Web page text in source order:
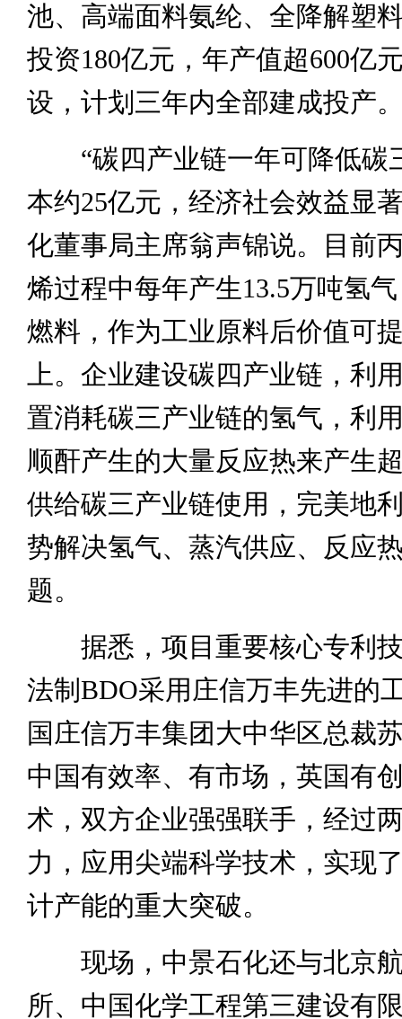
池、高端面料氨纶、全降解塑
投资180亿元，年产值超600亿
设，计划三年内全部建成投产
“碳四产业链一年可降低碳
本约25亿元，经济社会效益显
化董事局主席翁声锦说。目前
烯过程中每年产生13.5万吨氢
燃料，作为工业原料后价值可
上。企业建设碳四产业链，利
置消耗碳三产业链的氢气，利
顺酐产生的大量反应热来产生
供给碳三产业链使用，完美地
势解决氢气、蒸汽供应、反应
题。
据悉，项目重要核心专利
法制BDO采用庄信万丰先进的
国庄信万丰集团大中华区总裁
中国有效率、有市场，英国有
术，双方企业强强联手，经过
力，应用尖端科学技术，实现
计产能的重大突破。
现场，中景石化还与北京航
所、中国化学工程第三建设有